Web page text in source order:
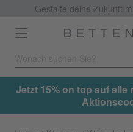
Gestalte deine Zukunft
Toggle
navigation
Jetzt 15% on top auf